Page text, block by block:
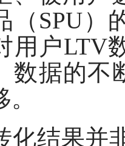
（SPU）
用户LTV
数据的不
化结果并